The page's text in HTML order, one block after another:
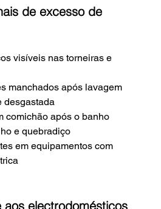
de excesso de
visíveis nas torneiras e
manchados após lavagem
desgastada
comichão após o banho
e quebradiço
em equipamentos com
electrodomésticos